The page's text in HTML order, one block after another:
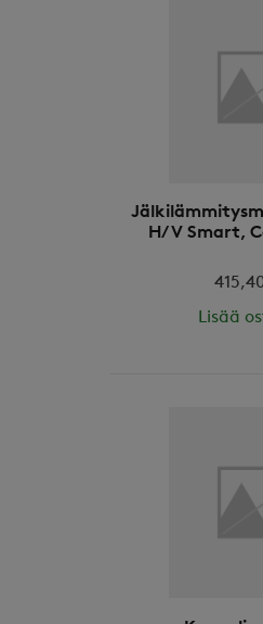
H/V Smart,
Lisää